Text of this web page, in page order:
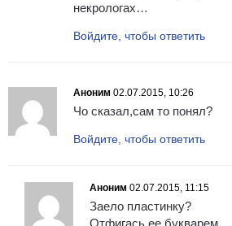
некрологах…
Войдите, чтобы ответить
Аноним 02.07.2015, 10:26
Чо сказал,сам то понял?
Войдите, чтобы ответить
Аноним 02.07.2015, 11:15
Заело пластинку?